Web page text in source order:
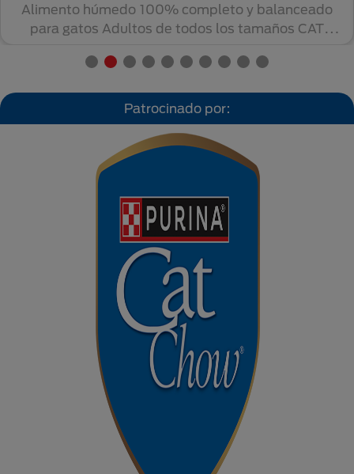
CAT
Alimento húmedo 100% completo y
para gatos esterilizados/castrados de
Patrocinado por: